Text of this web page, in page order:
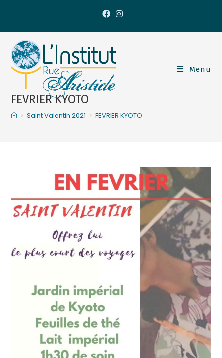
Menu
FEVRIER KYOTO
> Saint Valentin 2021 > FEVRIER KYOTO